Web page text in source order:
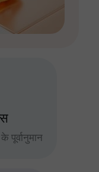
पूर्वानुमान